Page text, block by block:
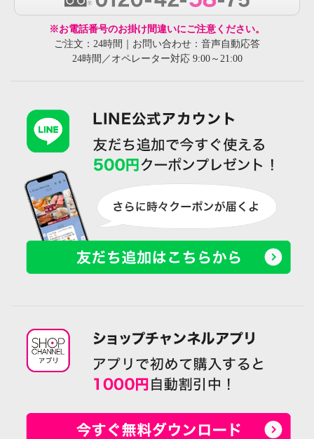
※お電話番号のお掛け間違いにご注意ください。
ご注文：24時間｜お問い合わせ：音声自動応答
24時間／オペレーター対応 9:00～21:00